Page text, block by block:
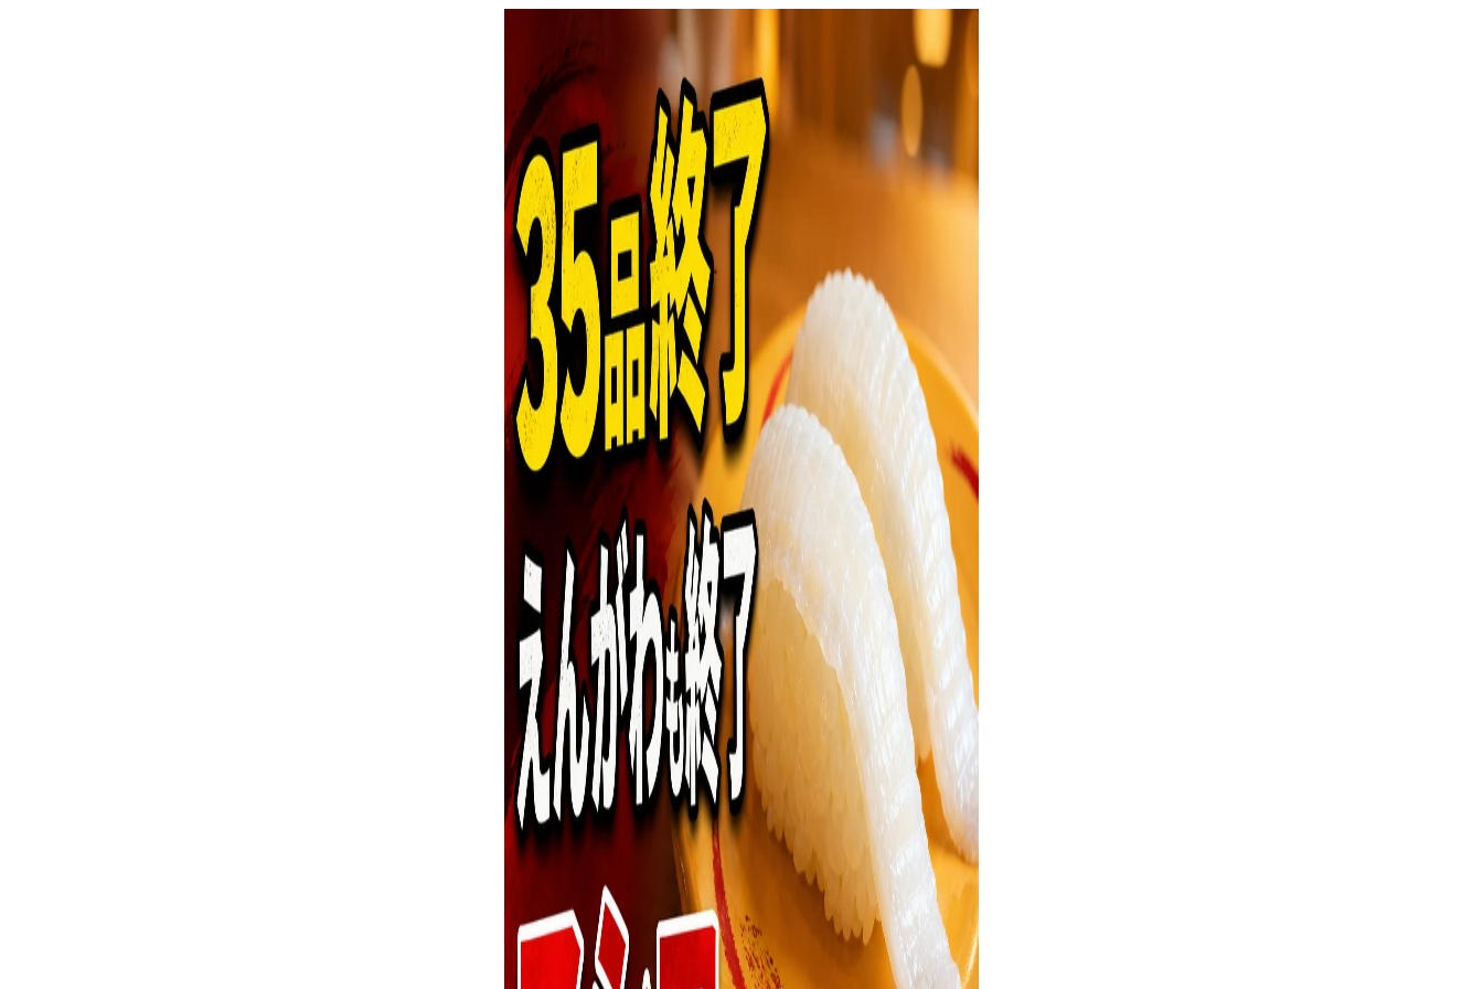
arrow_back
restaurant_menu メニュー詳細
ウーロン茶
check_circle 販売中 ウーロン茶
スシロー
local_fire_department1kcal
payments 価格情報
通常店舗
200
準都市型
¥ 210
都市型
230
広告
価格・販売履歴
2026年6月24日
販売開始